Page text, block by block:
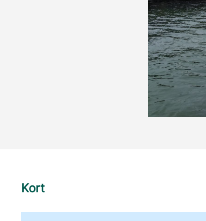
Kort